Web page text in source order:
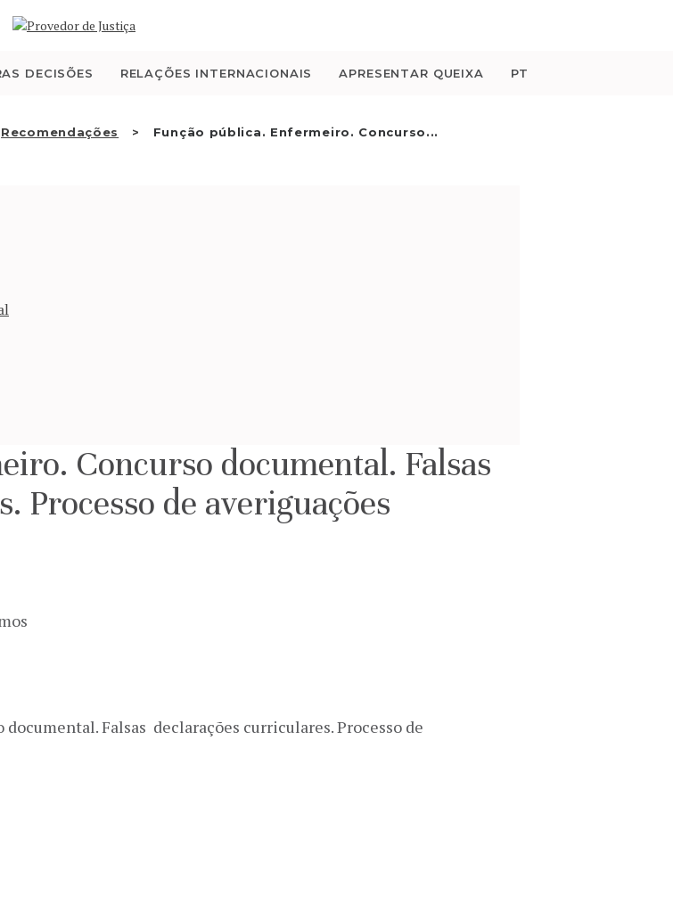
DECISÕES RELAÇÕES INTERNACIONAIS APRESENTAR QUEIXA PT
Recomendações Função pública. Enfermeiro. Concurso...
E
QUEIXA
Concurso documental. Falsas
Processo de averiguações
Falsas declarações curriculares. Processo de